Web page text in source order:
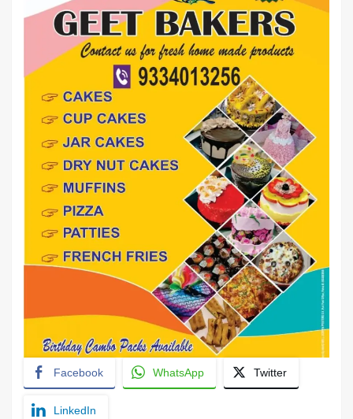
Facebook WhatsApp Twitter
LinkedIn